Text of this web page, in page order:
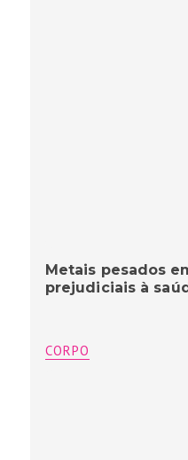
Metais pesados
prejudiciais à
CORPO